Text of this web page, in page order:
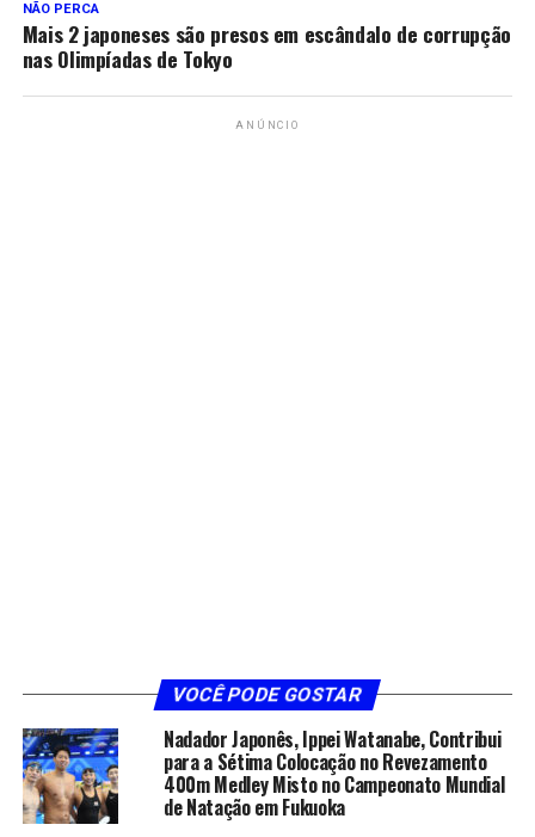
NÃO PERCA
Mais 2 japoneses são presos em escândalo de corrupção
nas Olimpíadas de Tokyo
ANÚNCIO
VOCÊ PODE GOSTAR
Nadador Japonês, Ippei Watanabe, Contribui
para a Sétima Colocação no Revezamento
400m Medley Misto no Campeonato Mundial
de Natação em Fukuoka